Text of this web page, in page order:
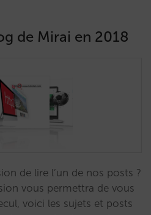
de Mirai en 2018
de lire l’un de nos posts ?
vous permettra de vous
voici les sujets et posts